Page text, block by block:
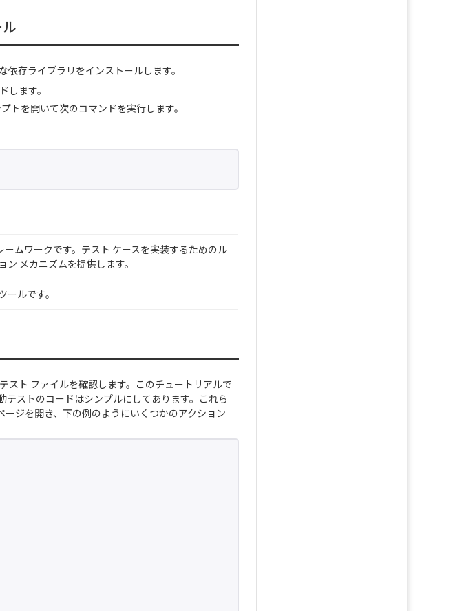
存ライブラリをインストールします。
します。
トを開いて次のコマンドを実行します。
ームワークです。テスト ケースを実装するためのル
メカニズムを提供します。
ルです。
スト ファイルを確認します。このチュートリアルで
ストのコードはシンプルにしてあります。これら
ジを開き、下の例のようにいくつかのアクション